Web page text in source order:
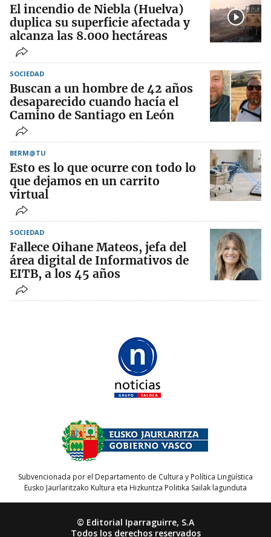
El incendio de Niebla (Huelva)
duplica su superficie afectada y
alcanza las 8.000 hectáreas
SOCIEDAD
Buscan a un hombre de 42 años
desaparecido cuando hacía el
Camino de Santiago en León
BERM@TU
Esto es lo que ocurre con todo lo
que dejamos en un carrito
virtual
SOCIEDAD
Fallece Oihane Mateos, jefa del
área digital de Informativos de
EITB, a los 45 años
Subvencionada por el Departamento de Cultura y Política Lingüística
Eusko Jaurlaritzako Kultura eta Hizkuntza Politika Sailak lagunduta
© Editorial Iparraguirre, S.A
Todos los derechos reservados